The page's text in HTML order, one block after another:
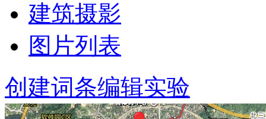
建筑摄影
图片列表
创建词条编辑实验